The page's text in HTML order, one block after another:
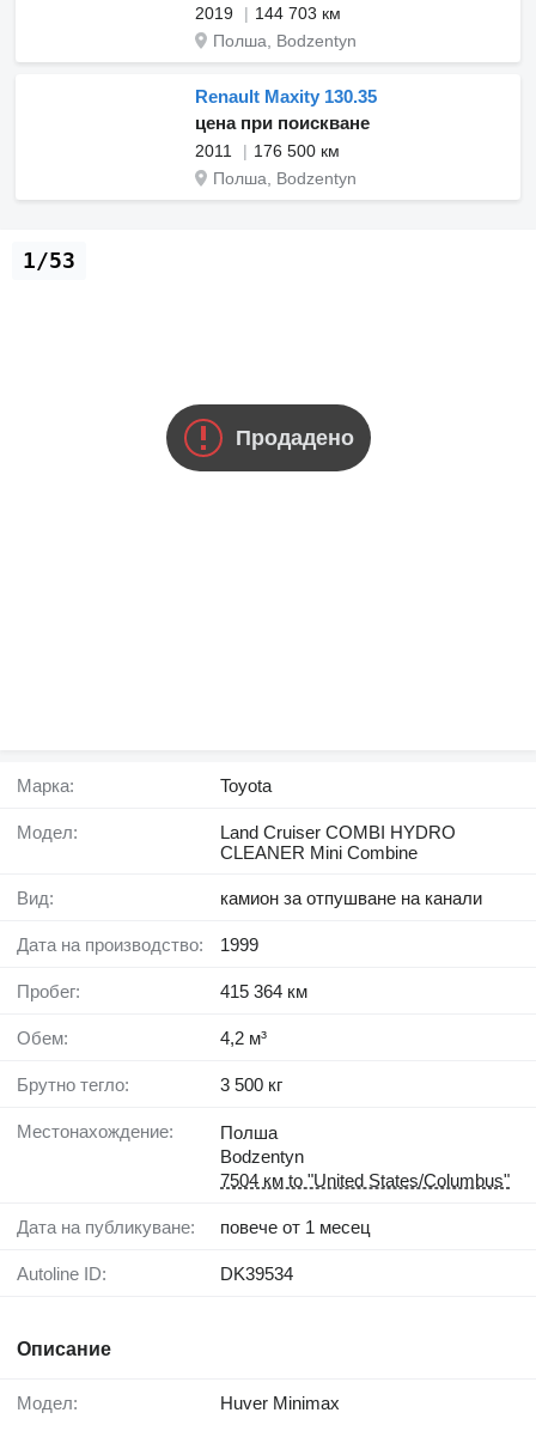
2019
144 703 км
Полша, Bodzentyn
Renault Maxity 130.35
цена при поискване
2011
176 500 км
Полша, Bodzentyn
Продадено
1/53
Марка: Toyota
Модел:
Land Cruiser COMBI HYDRO
CLEANER Mini Combine
Вид: камион за отпушване на канали
Дата на производство: 1999
Пробег: 415 364 км
Обем: 4,2 м³
Брутно тегло: 3 500 кг
Местонахождение:
Полша
Bodzentyn
7504 км to "United States/Columbus"
Дата на публикуване: повече от 1 месец
Autoline ID: DK39534
Описание
Модел: Huver Minimax